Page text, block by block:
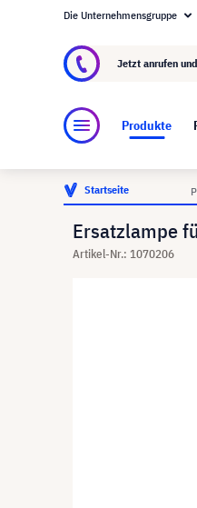
Über visunext.de
Die Unternehmensgruppe
Jetzt anrufen
Produkte
Startseite
Ersatzlampe
Artikel-Nr.: 1070206